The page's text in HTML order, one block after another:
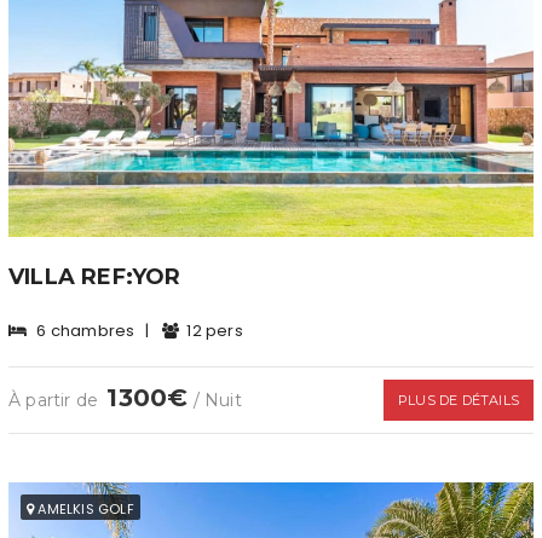
VILLA REF:YOR
6 chambres | 12 pers
À partir de 1300€ / Nuit PLUS DE DÉTAILS
AMELKIS GOLF